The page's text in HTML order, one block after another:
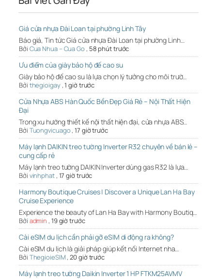
Giá cửa nhựa Đài Loan tại phường Linh Tây
Báo giá, Tin tức Giá cửa nhựa Đài Loan tại phường Linh…
Bởi Cua Nhua – Cua Go , 58 phút trước
Ưu điểm của giày bảo hộ đế cao su
Giày bảo hộ đế cao su là lựa chọn lý tưởng cho môi trườ…
Bởi thegioigay,1 giờ trước
Cửa Nhựa ABS Hàn Quốc Bền Đẹp Giá Rẻ – Nội Thất Hiện
Đại
Trong xu hướng thiết kế nội thất hiện đại, cửa nhựa ABS…
Bởi Tuongvicuago,17 giờ trước
Máy lạnh DAIKIN treo tường Inverter R32 chuyên về bán lẻ –
cung cấp rẻ
Máy lạnh treo tường DAIKIN Inverter dùng gas R32 là lựa…
Bởi vinhphat, 17 giờ trước
Harmony Boutique Cruises | Discover a Unique Lan Ha Bay
Cruise Experience
Experience the beauty of Lan Ha Bay with Harmony Boutiq…
Bởi admin , 19 giờ trước
Cài eSIM du lịch cần phải gỡ eSIM di động ra không?
Cài eSIM du lịch là giải pháp giúp kết nối Internet nha…
Bởi ThegioieSIM,20 giờ trước
Máy lạnh treo tường Daikin Inverter 1 HP FTKM25AVMV